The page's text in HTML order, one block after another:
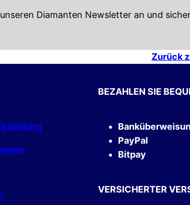
Diamanten Newsletter an und
Zurück
Bildung
BEZAHLEN SIE
PayPal
Bitpay
VERSICHERTER